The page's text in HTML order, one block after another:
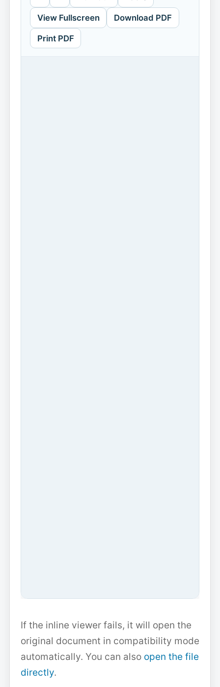
View Fullscreen Download PDF
Print PDF
If the inline viewer fails, it will open the
original document in compatibility mode
automatically. You can also open the file
directly.